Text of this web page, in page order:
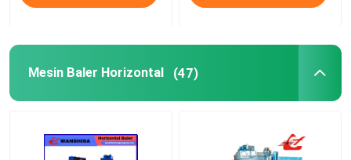
Mesin Baler Horizontal (47)